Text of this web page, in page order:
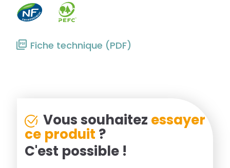
Fiche technique (PDF)
Vous souhaitez essayer
ce produit ?
C'est possible !